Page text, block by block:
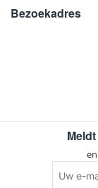
Bezoekadres
e-